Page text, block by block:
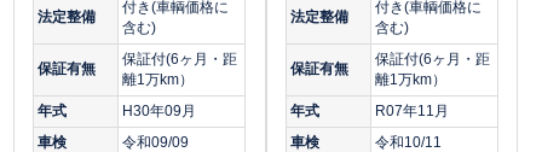
法定整備
付き(車輌価格に
含む)
保証有無
保証付(6ヶ月・距
離1万km）
年式
H30年09月
車検
令和09/09
法定整備
付き(車輌価格に
含む)
保証有無
保証付(6ヶ月・距
離1万km）
年式
R07年11月
車検
令和10/11